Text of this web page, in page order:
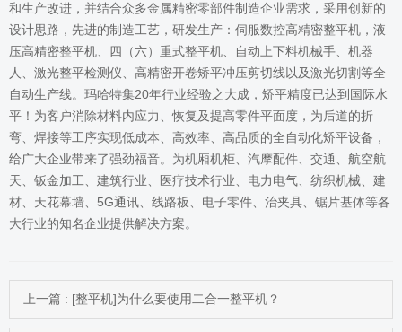
和生产改进，并结合众多金属精密零部件制造企业需求，采用创新的
设计思路，先进的制造工艺，研发生产：伺服数控高精密整平机，液
压高精密整平机、四（六）重式整平机、自动上下料机械手、机器
人、激光整平检测仪、高精密开卷矫平冲压剪切线以及激光切割等全
自动生产线。玛哈特集20年行业经验之大成，矫平精度已达到国际水
平！为客户消除材料内应力、恢复及提高零件平面度，为后道的折
弯、焊接等工序实现低成本、高效率、高品质的全自动化矫平设备，
给广大企业带来了强劲福音。为机厢机柜、汽摩配件、交通、航空航
天、钣金加工、建筑行业、医疗技术行业、电力电气、纺织机械、建
材、天花幕墙、5G通讯、线路板、电子零件、治夹具、锯片基体等各
大行业的知名企业提供解决方案。
上一篇 : [整平机]为什么要使用二合一整平机？